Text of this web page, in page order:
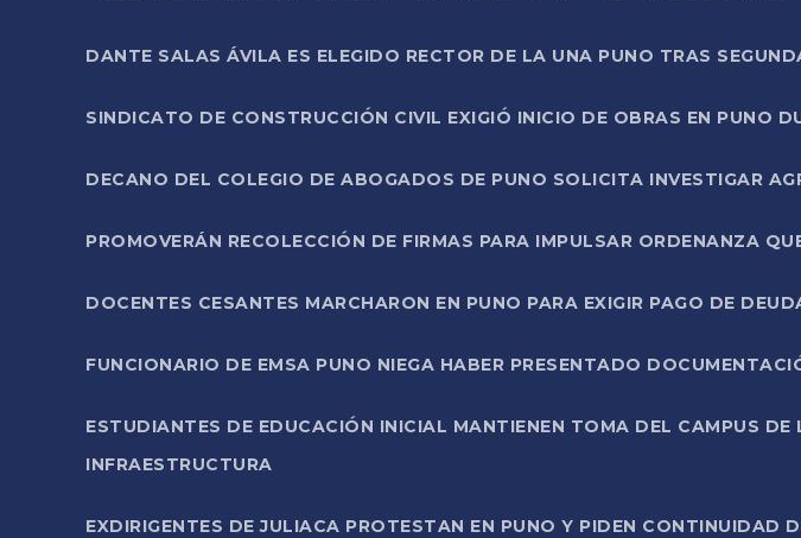
DANTE SALAS ÁVILA ES ELEGIDO RECTOR DE LA UNA PUNO TRAS
SINDICATO DE CONSTRUCCIÓN CIVIL EXIGIÓ INICIO DE OBRAS EN PUNO
DECANO DEL COLEGIO DE ABOGADOS DE PUNO SOLICITA INVESTIGAR
PROMOVERÁN RECOLECCIÓN DE FIRMAS PARA IMPULSAR ORDENANZA
DOCENTES CESANTES MARCHARON EN PUNO PARA EXIGIR PAGO DE
FUNCIONARIO DE EMSA PUNO NIEGA HABER PRESENTADO
ESTUDIANTES DE EDUCACIÓN INICIAL MANTIENEN TOMA DEL CAMPUS DE
INFRAESTRUCTURA
EXDIRIGENTES DE JULIACA PROTESTAN EN PUNO Y PIDEN CONTINUIDAD